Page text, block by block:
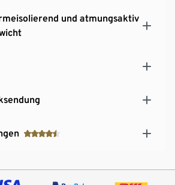
und atmungsaktiv